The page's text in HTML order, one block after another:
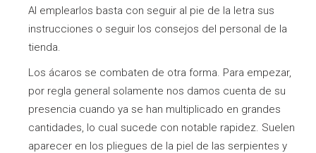
Al emplearlos basta con seguir al pie de la letra sus
instrucciones o seguir los consejos del personal de la
tienda.
Los ácaros se combaten de otra forma. Para empezar,
por regla general solamente nos damos cuenta de su
presencia cuando ya se han multiplicado en grandes
cantidades, lo cual sucede con notable rapidez. Suelen
aparecer en los pliegues de la piel de las serpientes y